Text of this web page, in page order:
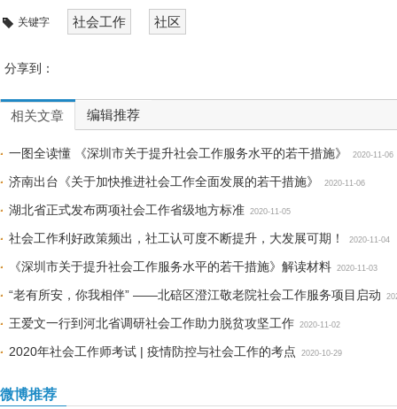
关键字 社会工作 社区
分享到：
相关文章 编辑推荐
一图全读懂 《深圳市关于提升社会工作服务水平的若干措施》 2020-11-06
济南出台《关于加快推进社会工作全面发展的若干措施》 2020-11-06
湖北省正式发布两项社会工作省级地方标准 2020-11-05
社会工作利好政策频出，社工认可度不断提升，大发展可期！ 2020-11-04
《深圳市关于提升社会工作服务水平的若干措施》解读材料 2020-11-03
“老有所安，你我相伴” ——北碚区澄江敬老院社会工作服务项目启动
王爱文一行到河北省调研社会工作助力脱贫攻坚工作 2020-11-02
2020年社会工作师考试 | 疫情防控与社会工作的考点 2020-10-29
微博推荐